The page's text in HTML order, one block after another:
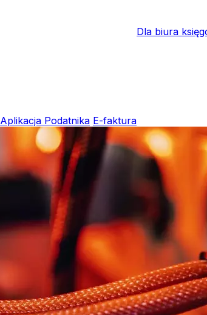
Aplikacja Podatnika E-faktura
Dla biura